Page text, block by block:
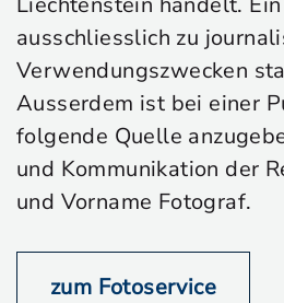
ausschliesslich zu
Verwendungszwecken
Ausserdem ist bei einer
folgende Quelle
und Kommunikation der
und Vorname Fotograf.
zum Fotoservice